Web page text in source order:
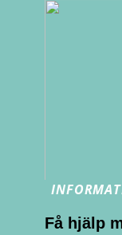
Få hjälp